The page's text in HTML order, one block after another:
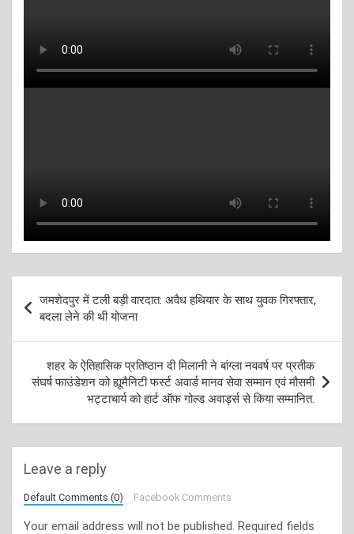
navigation
जमशेदपुर में टली बड़ी वारदात: अवैध हथियार के साथ युवक गिरफ्तार,
बदला लेने की थी योजना
शहर के ऐतिहासिक प्रतिष्ठान दी मिलानी ने बांग्ला नववर्ष पर प्रतीक
संघर्ष फाउंडेशन को ह्यूमैनिटी फर्स्ट अवार्ड मानव सेवा सम्मान एवं मौसमी
भट्टाचार्य को हार्ट ऑफ गोल्ड अवार्ड्स से किया सम्मानित.
Leave a reply
Default Comments (0) Facebook Comments
Your email address will not be published. Required fields